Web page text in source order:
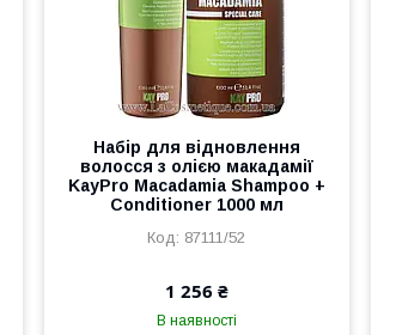
Набір для відновлення
волосся з олією макадамії
KayPro Macadamia Shampoo +
Conditioner 1000 мл
87111/52
1 256 ₴
В наявності